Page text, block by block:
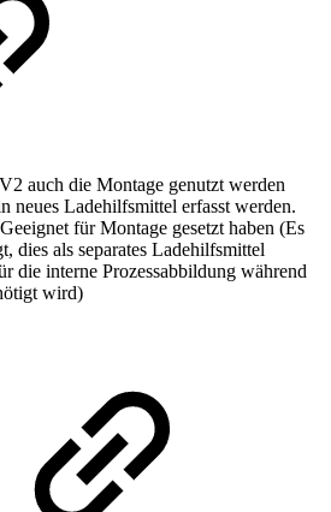
auch die Montage genutzt werden
neues Ladehilfsmittel erfasst werden.
für Montage gesetzt haben (Es
dies als separates Ladehilfsmittel
die interne Prozessabbildung während
wird)